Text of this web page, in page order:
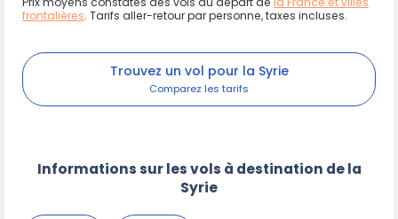
2 semaines: Ajoutez Alep, Hama et une immersion
3 semaines: Empruntez la route des cités oubliées
(villages byzantins du Nord), vivez l'ambiance des
marchés de Salamiyah, puis flânez dans les oasis du
Conseils pratiques et accès
frontalières. Tarifs aller-retour par personne, taxes incluses.
Trouvez un vol pour la Syrie
Informations sur les vols à destination de la
Syrie